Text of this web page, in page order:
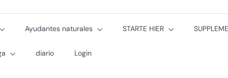
Ayudantes naturales STARTE HIER
diario Login